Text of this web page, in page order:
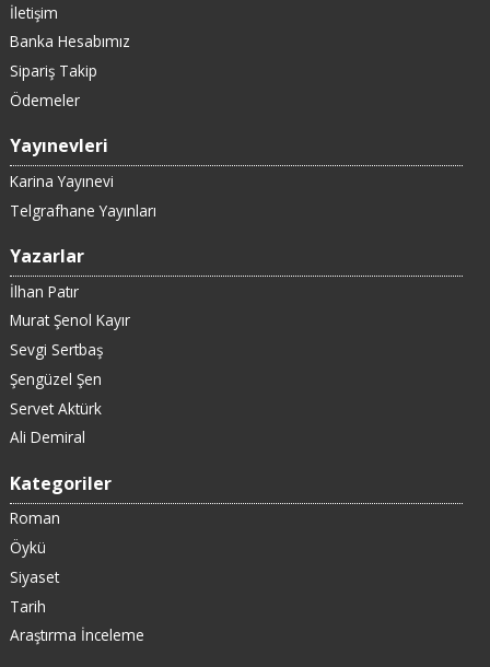
İletişim
Banka Hesabımız
Sipariş Takip
Ödemeler
Yayınevleri
Karina Yayınevi
Telgrafhane Yayınları
Yazarlar
İlhan Patır
Murat Şenol Kayır
Sevgi Sertbaş
Şengüzel Şen
Servet Aktürk
Ali Demiral
Kategoriler
Roman
Öykü
Siyaset
Tarih
Araştırma İnceleme